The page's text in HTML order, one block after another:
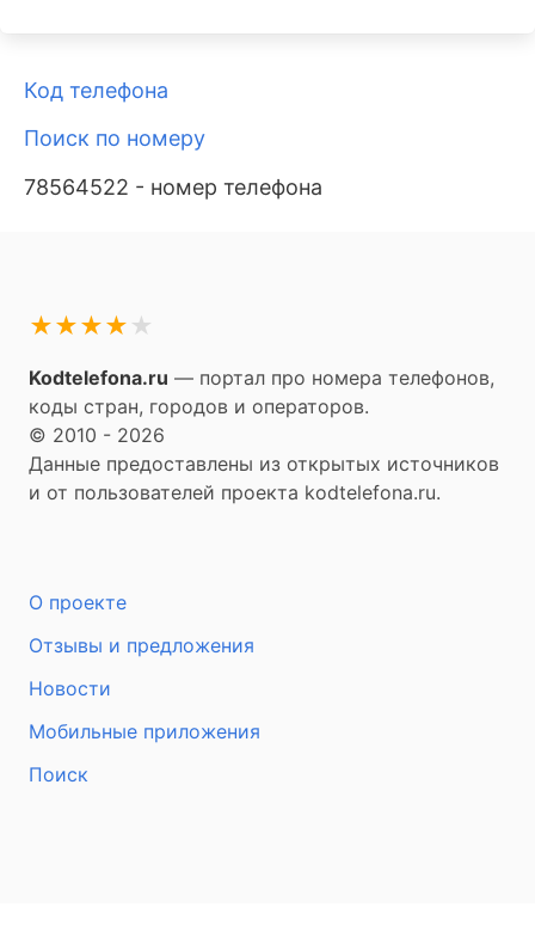
Код телефона
Поиск по номеру
78564522 - номер телефона
★
★
★
★
★
Kodtelefona.ru — портал про номера телефонов,
коды стран, городов и операторов.
© 2010 - 2026
Данные предоставлены из открытых источников
и от пользователей проекта kodtelefona.ru.
О проекте
Отзывы и предложения
Новости
Мобильные приложения
Поиск